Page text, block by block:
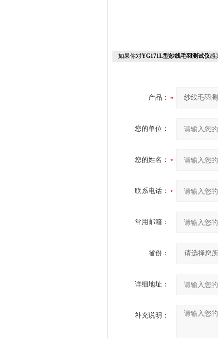
如果你对YG171L型纱线毛羽测试仪感
产品：
您的单位：
您的姓名：
联系电话：
常用邮箱：
省份：
详细地址：
补充说明：